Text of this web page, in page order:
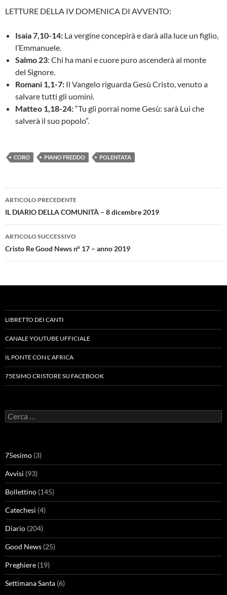
LETTURE DELLA IV DOMENICA DI AVVENTO:
Isaia 7,10-14: La vergine concepirà e darà alla luce un figlio,
l’Emmanuele.
Salmo 23: Chi ha mani e cuore puro ascenderà al monte
del Signore.
Romani 1,1-7: Il Vangelo riguarda Gesù Cristo, venuto a
salvare tutti gli uomini.
Matteo 1,18-24:“Tu gli porrai nome Gesù: sarà Lui che
salverà il suo popolo”.
CORO PIANO FREDDO POLENTATA
Navigazione
articolo
ARTICOLO PRECEDENTE
IL DIARIO DELLA COMUNITÀ – 8 dicembre 2019
ARTICOLO SUCCESSIVO
Cristo Re Good News n° 17 – anno 2019
LIBRETTO DEI CANTI
CANALE YOUTUBE UFFICIALE
IL PONTE CON L’ AFRICA
75ESIMO CRISTORE SU FACEBOOK
Ricerca
per:
75esimo (3)
Avvisi (93)
Bollettino (145)
Catechesi (4)
Diario (204)
Good News (25)
Preghiere (19)
Settimana Santa (6)